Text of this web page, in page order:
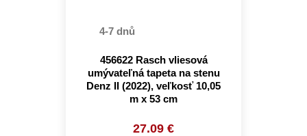
4-7 dnů
456622 Rasch vliesová
umývateľná tapeta na stenu
Denz II (2022), veľkosť 10,05
m x 53 cm
27.09 €